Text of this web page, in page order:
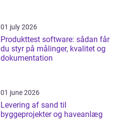
01 july 2026
Produkttest software: sådan får
du styr på målinger, kvalitet og
dokumentation
01 june 2026
Levering af sand til
byggeprojekter og haveanlæg